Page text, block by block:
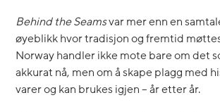
Behind the Seamsvar mer enn en
øyeblikk hvor tradisjon og fremtid
Norway handler ikke mote bare om det
akkurat nå, men om å skape plagg med
varer og kan brukes igjen – år etter år.